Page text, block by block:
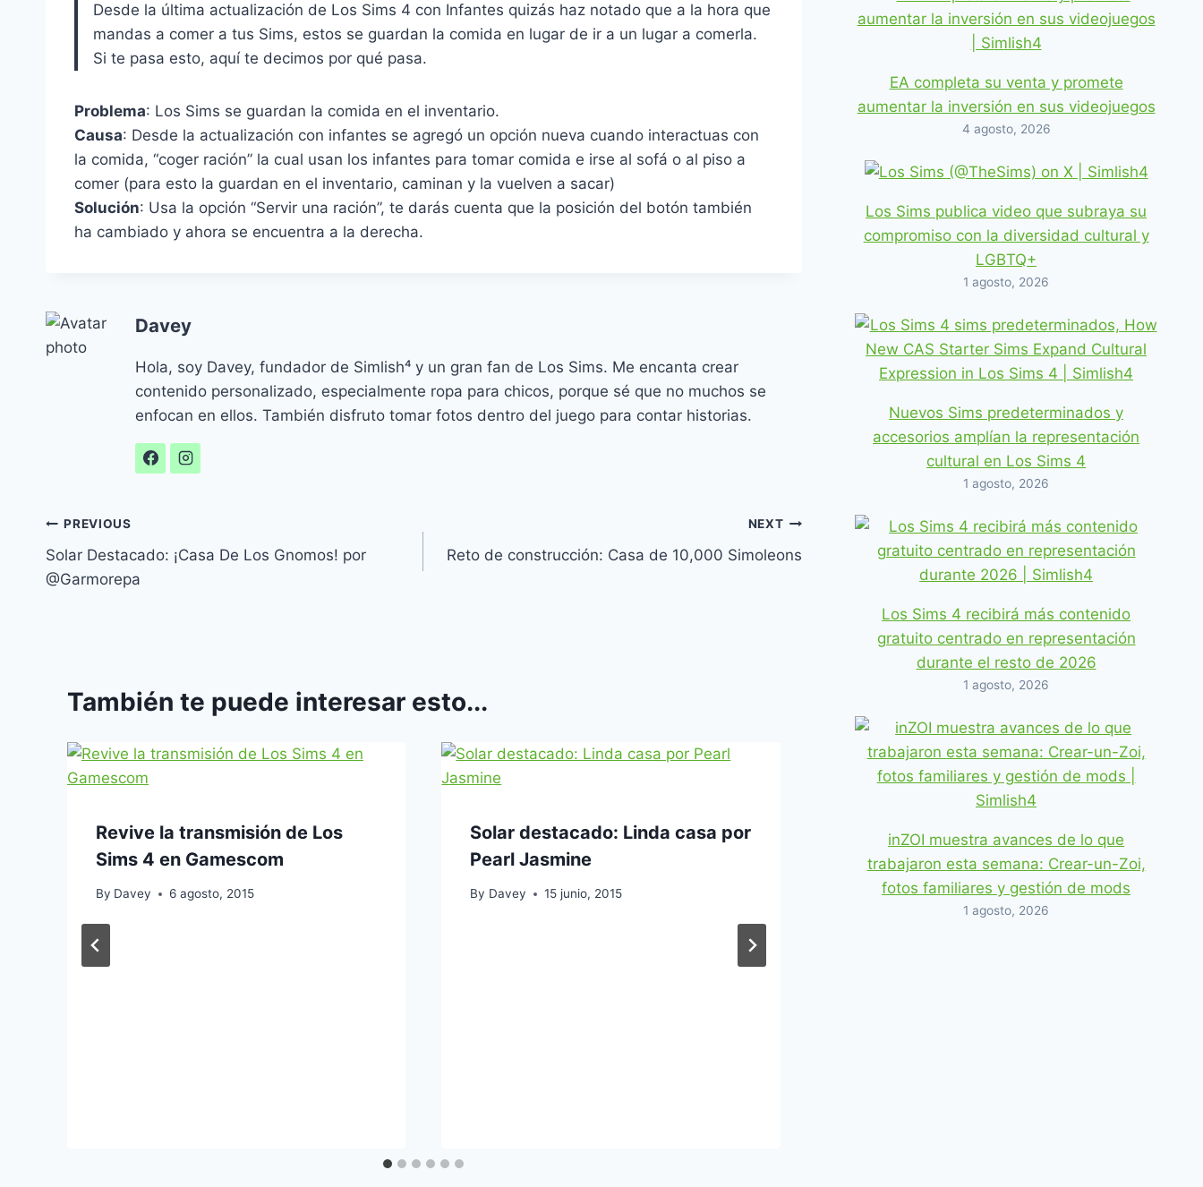
Desde la última actualización de Los Sims 4 con Infantes quizás haz notado que a la hora que
mandas a comer a tus Sims, estos se guardan la comida en lugar de ir a un lugar a comerla.
Si te pasa esto, aquí te decimos por qué pasa.
Problema: Los Sims se guardan la comida en el inventario.
Causa: Desde la actualización con infantes se agregó un opción nueva cuando interactuas con
la comida, “coger ración” la cual usan los infantes para tomar comida e irse al sofá o al piso a
comer (para esto la guardan en el inventario, caminan y la vuelven a sacar)
Solución: Usa la opción “Servir una ración”, te darás cuenta que la posición del botón también
ha cambiado y ahora se encuentra a la derecha.
Davey
Hola, soy Davey, fundador de Simlish⁴ y un gran fan de Los Sims. Me encanta crear
contenido personalizado, especialmente ropa para chicos, porque sé que no muchos se
enfocan en ellos. También disfruto tomar fotos dentro del juego para contar historias.
Navegación
de
PREVIOUS
Solar Destacado: ¡Casa De Los Gnomos! por
@Garmorepa
NEXT
Reto de construcción: Casa de 10,000 Simoleons
También te puede interesar esto...
Revive la transmisión de Los
Sims 4 en Gamescom
By Davey 6 agosto, 2015
Solar destacado: Linda casa por
Pearl Jasmine
By Davey 15 junio, 2015
CC: 80 estilos de cabellos
diferentes por Saurus para Los
Sims 4
28 noviembre, 2021
EA completa su venta y promete
aumentar la inversión en sus videojuegos
4 agosto, 2026
Los Sims publica video que subraya su
compromiso con la diversidad cultural y
LGBTQ+
1 agosto, 2026
Nuevos Sims predeterminados y
accesorios amplían la representación
cultural en Los Sims 4
1 agosto, 2026
Los Sims 4 recibirá más contenido
gratuito centrado en representación
durante el resto de 2026
1 agosto, 2026
inZOI muestra avances de lo que
trabajaron esta semana: Crear-un-Zoi,
fotos familiares y gestión de mods
1 agosto, 2026